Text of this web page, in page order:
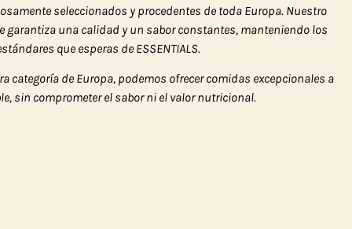
seleccionados y procedentes de toda Europa. Nuestro
garantiza una calidad y un sabor constantes, manteniendo los
que esperas de ESSENTIALS.
categoría de Europa, podemos ofrecer comidas excepcionales a
sin comprometer el sabor ni el valor nutricional.